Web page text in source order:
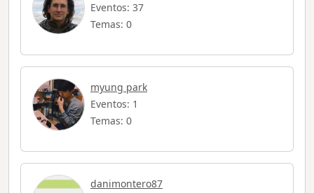
Eventos: 37
Temas: 0
myung park
Eventos: 1
Temas: 0
danimontero87